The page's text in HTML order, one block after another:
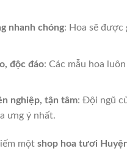
nhanh chóng: Hoa sẽ được
độc đáo: Các mẫu hoa
nghiệp, tận tâm: Đội ngũ
ưng ý nhất.
một shop hoa tươi